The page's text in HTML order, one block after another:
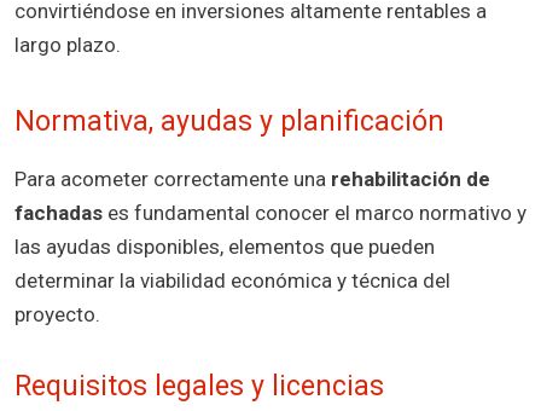
convirtiéndose en inversiones altamente rentables a
largo plazo.
Normativa, ayudas y planificación
Para acometer correctamente una rehabilitación de
fachadas es fundamental conocer el marco normativo y
las ayudas disponibles, elementos que pueden
determinar la viabilidad económica y técnica del
proyecto.
Requisitos legales y licencias